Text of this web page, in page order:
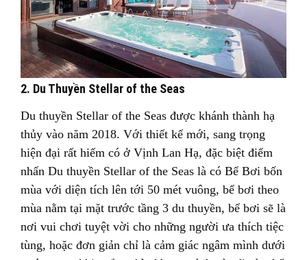
2. Du Thuyền Stellar of the Seas
Du thuyền Stellar of the Seas được khánh thành hạ
thủy vào năm 2018. Với thiết kế mới, sang trọng
hiện đại rất hiếm có ở Vịnh Lan Hạ, đặc biệt điểm
nhấn Du thuyền Stellar of the Seas là có Bể Bơi bốn
mùa với diện tích lên tới 50 mét vuông, bể bơi theo
mùa nằm tại mặt trước tầng 3 du thuyền, bể bơi sẽ là
nơi vui chơi tuyệt vời cho những người ưa thích tiệc
tùng, hoặc đơn giản chỉ là cảm giác ngâm mình dưới